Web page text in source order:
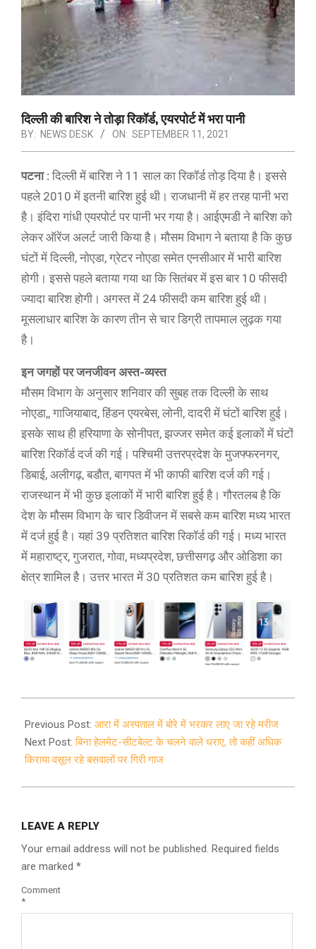
दिल्ली की बारिश ने तोड़ा रिकॉर्ड, एयरपोर्ट में भरा पानी
BY: NEWS DESK ON: SEPTEMBER 11, 2021
पटना : दिल्ली में बारिश ने 11 साल का रिकॉर्ड तोड़ दिया है। इससे
पहले 2010 में इतनी बारिश हुई थी। राजधानी में हर तरह पानी भरा
है। इंदिरा गांधी एयरपोर्ट पर पानी भर गया है। आईएमडी ने बारिश को
लेकर ऑरेंज अलर्ट जारी किया है। मौसम विभाग ने बताया है कि कुछ
घंटों में दिल्ली, नोएडा, ग्रेटर नोएडा समेत एनसीआर में भारी बारिश
होगी। इससे पहले बताया गया था कि सितंबर में इस बार 10 फीसदी
ज्यादा बारिश होगी। अगस्त में 24 फीसदी कम बारिश हुई थी।
मूसलाधार बारिश के कारण तीन से चार डिग्री तापमाल लुढ़क गया
है।
इन जगहों पर जनजीवन अस्त-व्यस्त
मौसम विभाग के अनुसार शनिवार की सुबह तक दिल्ली के साथ
नोएडा,, गाजियाबाद, हिंडन एयरबेस, लोनी, दादरी में घंटों बारिश हुई।
इसके साथ ही हरियाणा के सोनीपत, झज्जर समेत कई इलाकों में घंटों
बारिश रिकॉर्ड दर्ज की गई। पश्चिमी उत्तरप्रदेश के मुजफ्फरनगर,
डिबाई, अलीगढ़, बडौत, बागपत में भी काफी बारिश दर्ज की गई।
राजस्थान में भी कुछ इलाकों में भारी बारिश हुई है। गौरतलब है कि
देश के मौसम विभाग के चार डिवीजन में सबसे कम बारिश मध्य भारत
में दर्ज हुई है। यहां 39 प्रतिशत बारिश रिकॉर्ड की गई। मध्य भारत
में महाराष्ट्र, गुजरात, गोवा, मध्यप्रदेश, छत्तीसगढ़ और ओडिशा का
क्षेत्र शामिल है। उत्तर भारत में 30 प्रतिशत कम बारिश हुई है।
09-
11
Previous Post: आरा में अस्पताल में बोरे में भरकर लाए जा रहे मरीज
Next Post:बिना हेलमेट-सीटबेल्ट के चलने वाले धराए, तो कहीं अधिक
किराया वसूल रहे बसवालों पर गिरी गाज
LEAVE A REPLY
Your email address will not be published. Required fields
are marked *
Comment
*